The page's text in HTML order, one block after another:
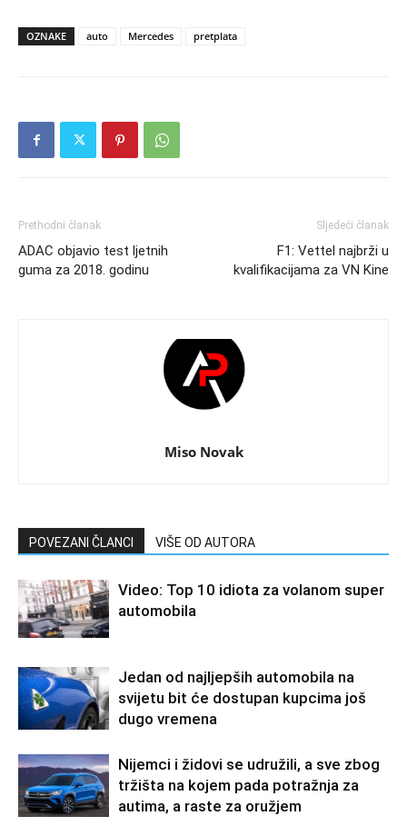
OZNAKE auto Mercedes pretplata
Prethodni članak
ADAC objavio test ljetnih
guma za 2018. godinu
Sljedeći članak
F1: Vettel najbrži u
kvalifikacijama za VN Kine
Miso Novak
POVEZANI ČLANCI VIŠE OD AUTORA
Video: Top 10 idiota za volanom super
automobila
Jedan od najljepših automobila na
svijetu bit će dostupan kupcima još
dugo vremena
Nijemci i židovi se udružili, a sve zbog
tržišta na kojem pada potražnja za
autima, a raste za oružjem